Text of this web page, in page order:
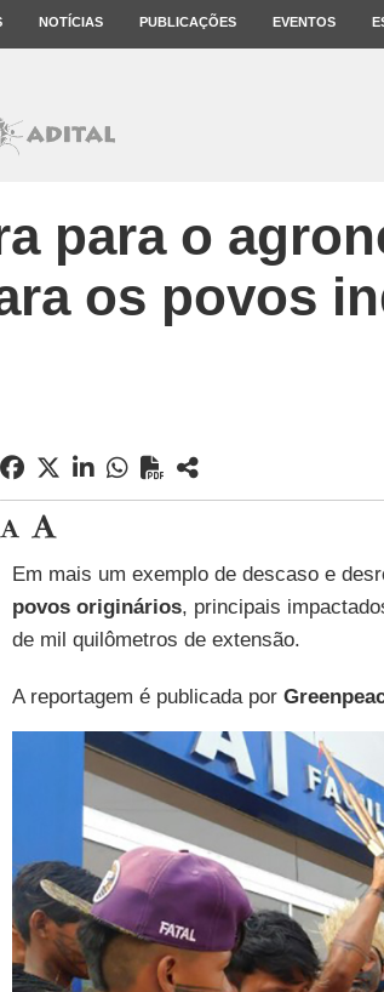
NOTÍCIAS PUBLICAÇÕES EVENTOS
para o
os povos
Em mais um exemplo de descaso e
povos originários, principais
de mil quilômetros de extensão.
A reportagem é publicada por